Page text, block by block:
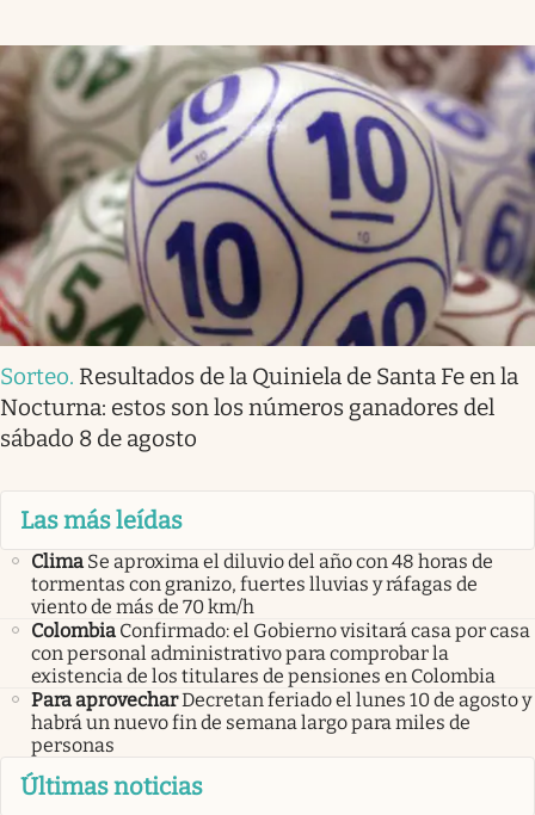
Sorteo. Resultados de la Quiniela de Santa Fe en la
Nocturna: estos son los números ganadores del
sábado 8 de agosto
Las más leídas
Clima Se aproxima el diluvio del año con 48 horas de
tormentas con granizo, fuertes lluvias y ráfagas de
viento de más de 70 km/h
Colombia Confirmado: el Gobierno visitará casa por casa
con personal administrativo para comprobar la
existencia de los titulares de pensiones en Colombia
Para aprovecharDecretan feriado el lunes 10 de agosto y
habrá un nuevo fin de semana largo para miles de
personas
Últimas noticias